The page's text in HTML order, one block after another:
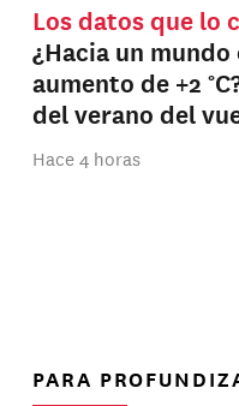
Los datos que lo
¿Hacia un mundo
aumento de +2
del verano del
Hace 4 horas
PARA